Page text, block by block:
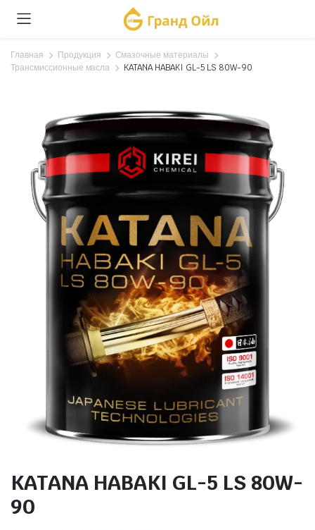
Главная Продукция
Смазочные материалы
Трансмиссионные масла
KATANA HABAKI GL-5 LS 80W-90
KATANA HABAKI GL-5 LS 80W-
90